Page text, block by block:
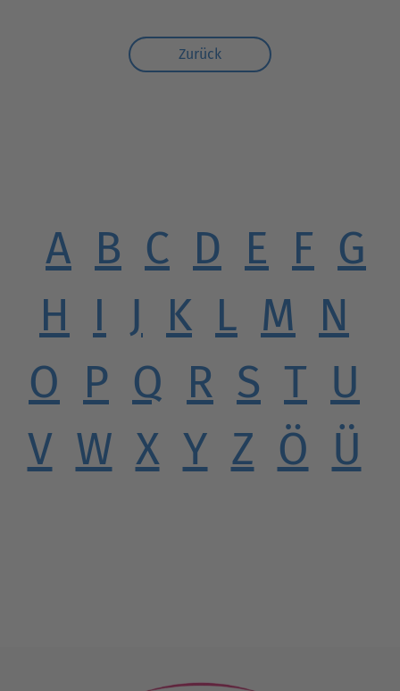
Zurück
A B C D E F G
H I J K L M N
O P Q R S T U
V W X Y Z Ö Ü